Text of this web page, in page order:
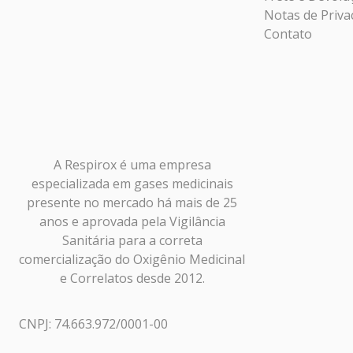
A Respirox é uma empresa
especializada em gases medicinais
presente no mercado há mais de 25
anos e aprovada pela Vigilância
Sanitária para a correta
comercialização do Oxigênio Medicinal
e Correlatos desde 2012.
CNPJ: 74.663.972/0001-00
Notas de
Contato